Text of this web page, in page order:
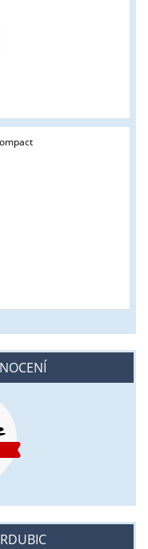
veřejnosti od 18 let a
Splňujete tyto